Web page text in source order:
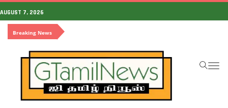
AUGUST 7, 2026
Breaking News